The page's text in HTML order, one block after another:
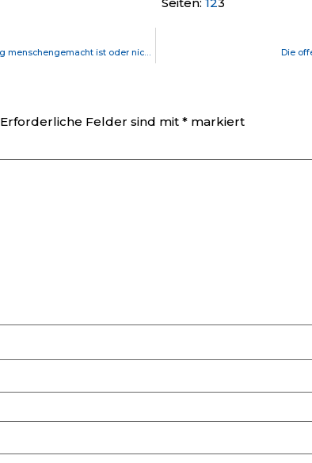
Spielt es eine Rolle, ob die Erderwärmung menschengemacht ist oder nicht? Die
Erforderliche Felder sind mit * markiert